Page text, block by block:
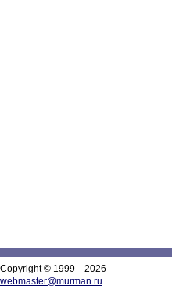
Copyright © 1999—2026
webmaster@murman.ru